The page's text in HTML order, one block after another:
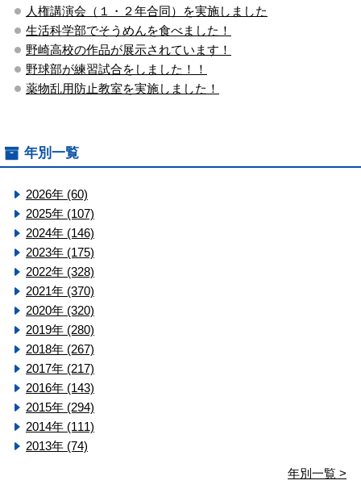
人権講演会（１・２年合同）を実施しました
生活科学部でそうめんを食べました！
野崎高校の作品が展示されています！
野球部が練習試合をしました！！
薬物乱用防止教室を実施しました！
年別一覧
2026年 (60)
2025年 (107)
2024年 (146)
2023年 (175)
2022年 (328)
2021年 (370)
2020年 (320)
2019年 (280)
2018年 (267)
2017年 (217)
2016年 (143)
2015年 (294)
2014年 (111)
2013年 (74)
年別一覧 >